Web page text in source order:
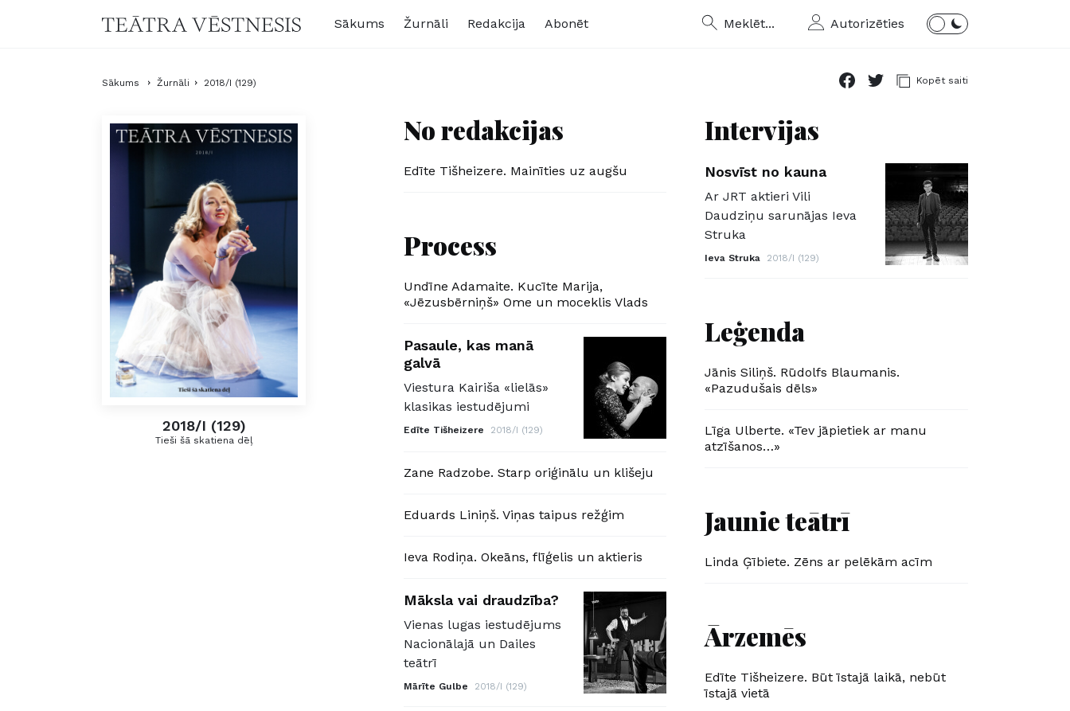
Sākums Žurnāli Redakcija Abonēt Meklēt... Autorizēties
Sākums Žurnāli 2018/I (129) Kopēt saiti
2018/I (129)
Tieši šā skatiena dēļ
No redakcijas
Edīte Tišheizere. Mainīties uz augšu
Process
Undīne Adamaite. Kucīte Marija,
«Jēzusbērniņš» Ome un moceklis Vlads
Pasaule, kas manā
galvā
Viestura Kairiša «lielās»
klasikas iestudējumi
Edīte Tišheizere 2018/I (129)
Zane Radzobe. Starp oriģinālu un klišeju
Eduards Liniņš. Viņas taipus režģim
Ieva Rodiņa. Okeāns, flīģelis un aktieris
Māksla vai draudzība?
Vienas lugas iestudējums
Nacionālajā un Dailes
teātrī
Mārīte Gulbe 2018/I (129)
Intervijas
Nosvīst no kauna
Ar JRT aktieri Vili
Daudziņu sarunājas Ieva
Struka
Ieva Struka 2018/I (129)
Leģenda
Jānis Siliņš. Rūdolfs Blaumanis.
«Pazudušais dēls»
Līga Ulberte. «Tev jāpietiek ar manu
atzīšanos…»
Jaunie teātrī
Linda Ģībiete. Zēns ar pelēkām acīm
Ārzemēs
Edīte Tišheizere. Būt īstajā laikā, nebūt
īstajā vietā